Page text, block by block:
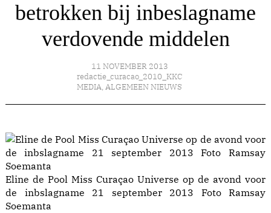
betrokken bij inbeslagname
verdovende middelen
11 NOVEMBER 2013
redactie_curacao_2010_KKC
MEDIA, ALGEMEEN NIEUWS
Eline de Pool Miss Curaçao Universe op de avond voor
de inbslagname 21 september 2013 Foto Ramsay
Soemanta